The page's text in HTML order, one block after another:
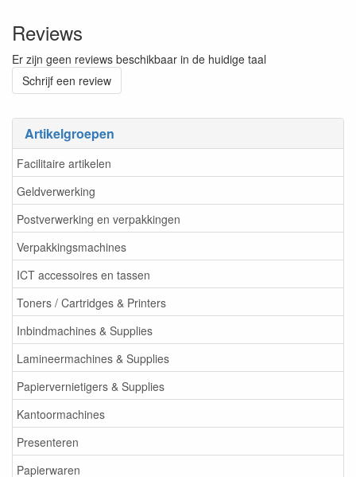
Artikelgroepen
Facilitaire artikelen
Geldverwerking
Postverwerking en verpakkingen
Verpakkingsmachines
ICT accessoires en tassen
Toners / Cartridges & Printers
Inbindmachines & Supplies
Lamineermachines & Supplies
Papiervernietigers & Supplies
Kantoormachines
Presenteren
Papierwaren
Reviews
Er zijn geen reviews beschikbaar in de huidige taal
Schrijf een review